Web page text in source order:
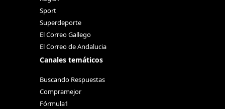
Sport
Superdeporte
El Correo Gallego
El Correo de Andalucia
Canales temáticos
Buscando Respuestas
Compramejor
Fórmula1